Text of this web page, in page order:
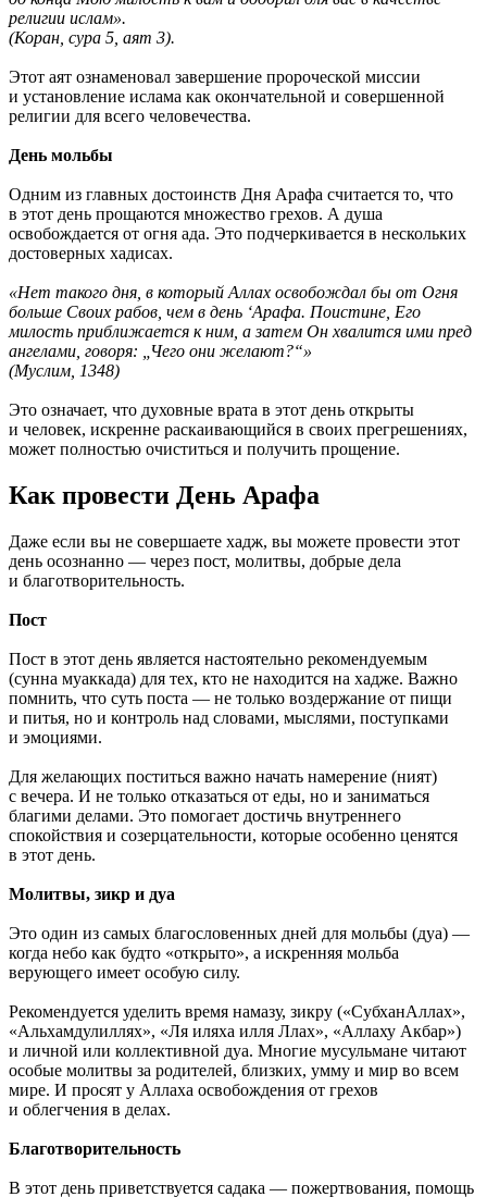
религии ислам».
(Коран, сура 5, аят 3).
Этот аят ознаменовал завершение пророческой миссии
и установление ислама как окончательной и совершенной
религии для всего человечества.
День мольбы
Одним из главных достоинств Дня Арафа считается то, что
в этот день прощаются множество грехов. А душа
освобождается от огня ада. Это подчеркивается в нескольких
достоверных хадисах.
«Нет такого дня, в который Аллах освобождал бы от Огня
больше Своих рабов, чем в день ‘Арафа. Поистине, Его
милость приближается к ним, а затем Он хвалится ими пред
ангелами, говоря: „Чего они желают?“»
(Муслим, 1348)
Это означает, что духовные врата в этот день открыты
и человек, искренне раскаивающийся в своих прегрешениях,
может полностью очиститься и получить прощение.
Как провести День Арафа
Даже если вы не совершаете хадж, вы можете провести этот
день осознанно — через пост, молитвы, добрые дела
и благотворительность.
Пост
Пост в этот день является настоятельно рекомендуемым
(сунна муаккада) для тех, кто не находится на хадже. Важно
помнить, что суть поста — не только воздержание от пищи
и питья, но и контроль над словами, мыслями, поступками
и эмоциями.
Для желающих поститься важно начать намерение (ният)
с вечера. И не только отказаться от еды, но и заниматься
благими делами. Это помогает достичь внутреннего
спокойствия и созерцательности, которые особенно ценятся
в этот день.
Молитвы, зикр и дуа
Это один из самых благословенных дней для мольбы (дуа) —
когда небо как будто «открыто», а искренняя мольба
верующего имеет особую силу.
Рекомендуется уделить время намазу, зикру («СубханАллах»,
«Альхамдулиллях», «Ля иляха илля Ллах», «Аллаху Акбар»)
и личной или коллективной дуа. Многие мусульмане читают
особые молитвы за родителей, близких, умму и мир во всем
мире. И просят у Аллаха освобождения от грехов
и облегчения в делах.
Благотворительность
В этот день приветствуется садака — пожертвования, помощь